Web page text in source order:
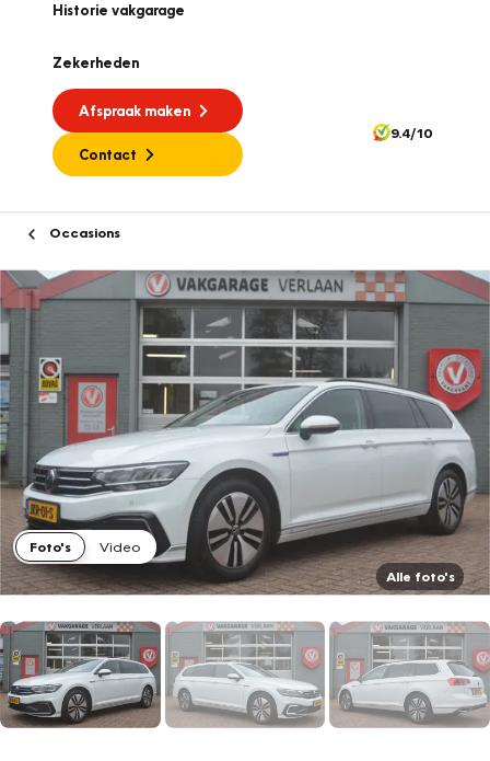
Historie vakgarage
Zekerheden
Afspraak maken
Contact
9.4/10
Occasions
Foto's
Video
Alle foto's